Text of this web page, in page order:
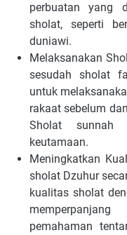
perbuatan yang
sholat, seperti
duniawi.
Melaksanakan
sesudah sholat
untuk
rakaat sebelum
Sholat sunnah
keutamaan.
Meningkatkan
sholat Dzuhur
kualitas sholat
pemahaman